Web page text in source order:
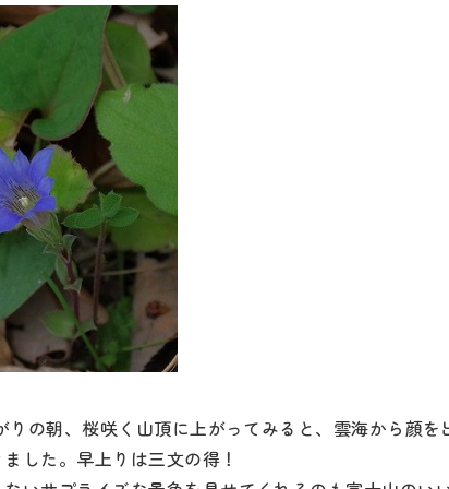
の朝、桜咲く山頂に上がってみると、雲海から顔を
した。早上りは三文の得！